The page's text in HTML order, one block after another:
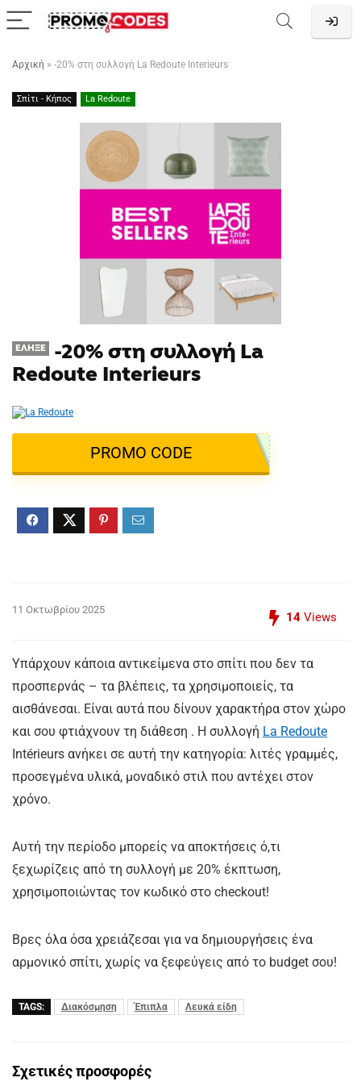
Αρχική » -20% στη συλλογή La Redoute Interieurs
Σπίτι - Κήπος La Redoute
ΈΛΗΞΕ
-20% στη συλλογή La
Redoute Interieurs
PROMO CODE
11 Οκτωβρίου 2025
14 Views
Υπάρχουν κάποια αντικείμενα στο σπίτι που δεν τα
προσπερνάς – τα βλέπεις, τα χρησιμοποιείς, τα
αισθάνεσαι. Είναι αυτά που δίνουν χαρακτήρα στον χώρο
και σου φτιάχνουν τη διάθεση . Η συλλογή La Redoute
Intérieurs ανήκει σε αυτή την κατηγορία: λιτές γραμμές,
προσεγμένα υλικά, μοναδικό στιλ που αντέχει στον
χρόνο.
Αυτή την περίοδο μπορείς να αποκτήσεις ό,τι
ξεχωρίζεις από τη συλλογή με 20% έκπτωση,
χρησιμοποιώντας τον κωδικό στο checkout!
Βρες όλα όσα χρειάζεσαι για να δημιουργήσεις ένα
αρμονικό σπίτι, χωρίς να ξεφεύγεις από το budget σου!
TAGS: Διακόσμηση Έπιπλα Λευκά είδη
Σχετικές προσφορές